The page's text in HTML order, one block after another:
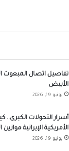
تفاصيل اتصال المبعوث
الأبيض
يونيو 19, 2026
أسرار التحولات الكبرى..
الأمريكية الإيرانية
يونيو 19, 2026